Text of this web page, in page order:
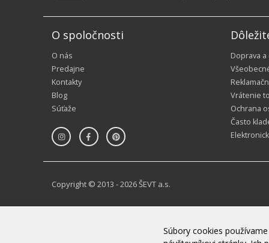
O spoločnosti
O nás
Predajne
Kontakty
Blog
Súťaže
Doprava
Vrátenie
Ochrana
Často
Copyright © 2013 - 2026 ŠEVT a.s.
Súbory cookies